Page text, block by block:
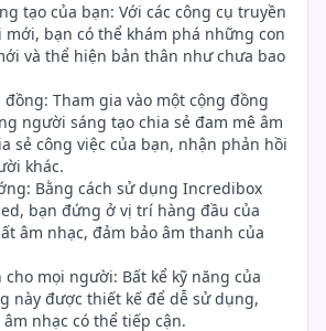
tạo của bạn: Với các công cụ truyền
mới, bạn có thể khám phá những con
và thể hiện bản thân như chưa bao
Tham gia vào một cộng đồng
người sáng tạo chia sẻ đam mê âm
sẻ công việc của bạn, nhận phản hồi
khác.
Bằng cách sử dụng Incredibox
bạn đứng ở vị trí hàng đầu của
âm nhạc, đảm bảo âm thanh của
cho mọi người: Bất kể kỹ năng của
này được thiết kế để dễ sử dụng,
nhạc có thể tiếp cận.